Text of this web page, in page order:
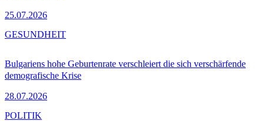
25.07.2026
Bulgariens hohe Geburtenrate verschleiert die sich verschärfende
demografische Krise
28.07.2026
GESUNDHEIT
POLITIK